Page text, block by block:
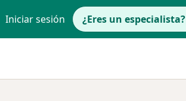
Iniciar sesión ¿Eres un especialista?